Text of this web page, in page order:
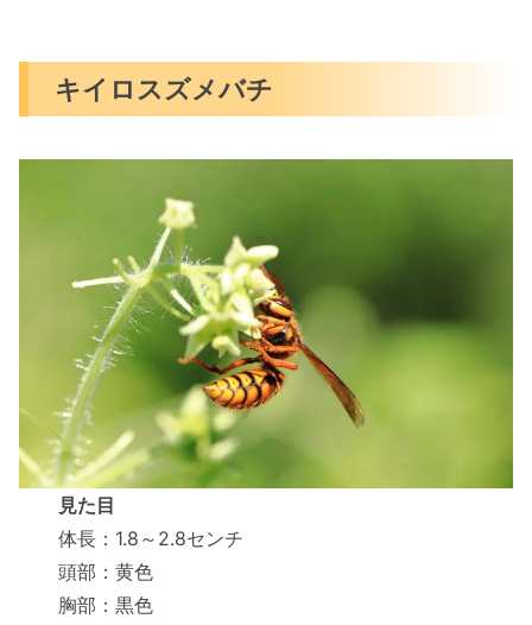
キイロスズメバチ
見た目
体長：1.8～2.8センチ
頭部：黄色
胸部：黒色